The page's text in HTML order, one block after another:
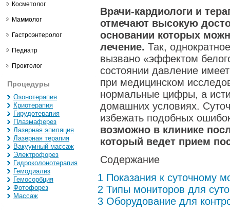
Косметолог
Маммолог
Гастроэнтеролог
Педиатр
Проктолог
Процедуры
Озонотерапия
Криотерапия
Гирудотерапия
Плазмаферез
Лазерная эпиляция
Лазерная терапия
Вакуумный массаж
Электрофорез
Гидроколонотерапия
Гемодиализ
Гемосорбция
Фотофорез
Массаж
Врачи-кардиологи и
отмечают высокую
основании которых
лечение. Так,
вызвано «эффектом
состоянии давление
при медицинском
нормальные цифры, а
домашних условиях.
избежать подобных
возможно в клинике
который ведет прием
Содержание
1 Показания к суточному
2 Типы мониторов для
3 Оборудование для